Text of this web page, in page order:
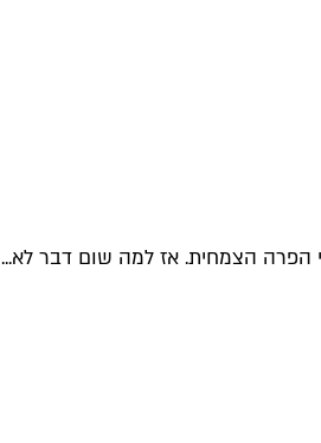
הפרה הצמחית. אז למה שום דבר לא...